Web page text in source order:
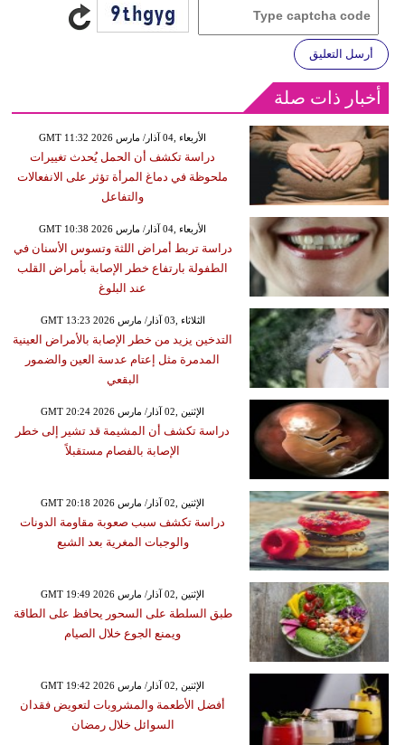
أرسل التعليق
أخبار ذات صلة
GMT 11:32 2026 الأربعاء ,04 آذار/ مارس
دراسة تكشف أن الحمل يُحدث تغييرات
ملحوظة في دماغ المرأة تؤثر على الانفعالات
والتفاعل
GMT 10:38 2026 الأربعاء ,04 آذار/ مارس
دراسة تربط أمراض اللثة وتسوس الأسنان في
الطفولة بارتفاع خطر الإصابة بأمراض القلب
عند البلوغ
GMT 13:23 2026 الثلاثاء ,03 آذار/ مارس
التدخين يزيد من خطر الإصابة بالأمراض العينية
المدمرة مثل إعتام عدسة العين والضمور
البقعي
GMT 20:24 2026 الإثنين ,02 آذار/ مارس
دراسة تكشف أن المشيمة قد تشير إلى خطر
الإصابة بالفصام مستقبلاً
GMT 20:18 2026 الإثنين ,02 آذار/ مارس
دراسة تكشف سبب صعوبة مقاومة الدونات
والوجبات المغرية بعد الشبع
GMT 19:49 2026 الإثنين ,02 آذار/ مارس
طبق السلطة على السحور يحافظ على الطاقة
ويمنع الجوع خلال الصيام
GMT 19:42 2026 الإثنين ,02 آذار/ مارس
أفضل الأطعمة والمشروبات لتعويض فقدان
السوائل خلال رمضان